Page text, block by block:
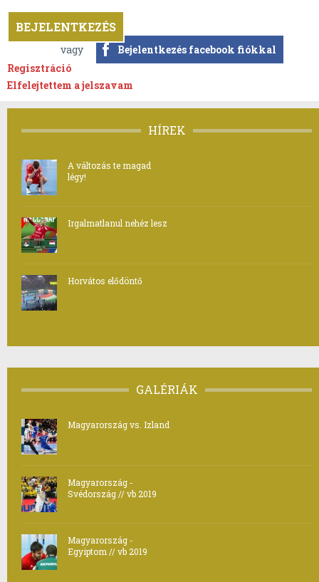
Regisztráció
Elfelejtettem a jelszavam
vagy Bejelentkezés facebook fiókkal
HÍREK
A változás te magad
légy!
Irgalmatlanul nehéz lesz
Horvátos elődöntő
GALÉRIÁK
Magyarország vs. Izland
Magyarország -
Svédország // vb 2019
Magyarország -
Egyiptom // vb 2019